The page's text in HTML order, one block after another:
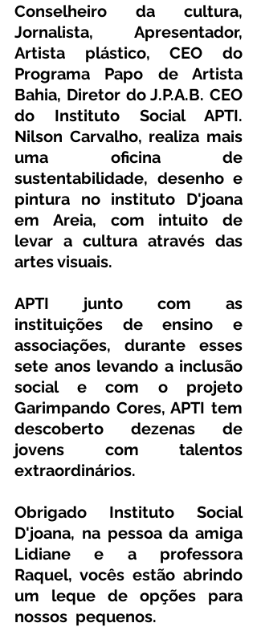
Conselheiro da cultura,
Jornalista, Apresentador,
Artista plástico, CEO do
Programa Papo de Artista
Bahia, Diretor do J.P.A.B. CEO
do Instituto Social APTI.
Nilson Carvalho, realiza mais
uma oficina de
sustentabilidade, desenho e
pintura no instituto D'joana
em Areia, com intuito de
levar a cultura através das
artes visuais.
APTI junto com as
instituições de ensino e
associações, durante esses
sete anos levando a inclusão
social e com o projeto
Garimpando Cores, APTI tem
descoberto dezenas de
jovens com talentos
extraordinários.
Obrigado Instituto Social
D'joana, na pessoa da amiga
Lidiane e a professora
Raquel, vocês estão abrindo
um leque de opções para
nossos  pequenos.